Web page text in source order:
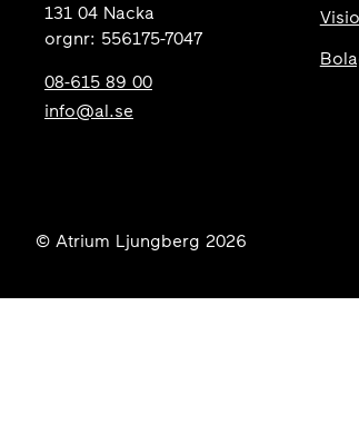
131 04 Nacka
orgnr: 556175-7047
08-615 89 00
info@al.se
© Atrium Ljungberg 2026